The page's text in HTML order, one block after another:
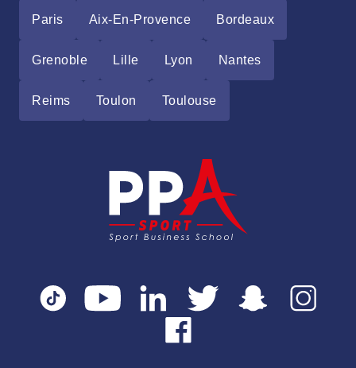
Paris Aix-En-Provence Bordeaux
Grenoble Lille Lyon Nantes
Reims Toulon Toulouse